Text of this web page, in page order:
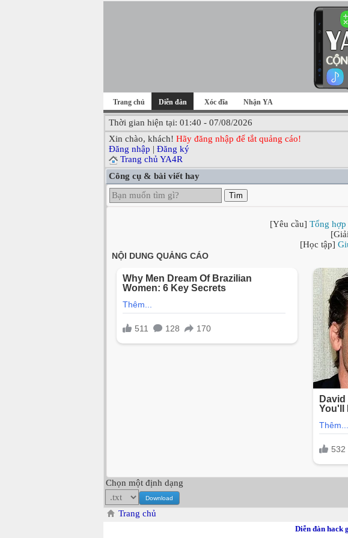
Trang chủ Diễn đàn Xóc đĩa Nhận YA
Thời gian hiện tại: 01:40 - 07/08/2026
Xin chào, khách! Hãy đăng nhập để tắt quảng cáo!
Đăng nhập | Đăng ký
Trang chủ YA4R
Công cụ & bài viết hay
Tìm
[Yêu cầu] Tổng hợp
[Học tập]
Chọn một định dạng
Trang chủ
Diễn đàn hack